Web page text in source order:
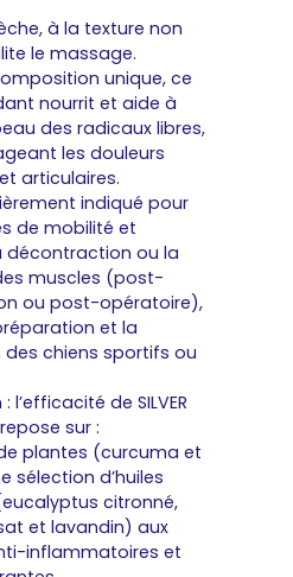
à la texture non
le massage.
unique, ce
nourrit et aide à
des radicaux libres,
les douleurs
articulaires.
indiqué pour
de mobilité et
décontraction ou la
muscles (post-
ou post-opératoire),
et la
chiens sportifs ou
de SILVER
sur :
plantes (curcuma et
sélection d’huiles
citronné,
et lavandin) aux
inflammatoires et